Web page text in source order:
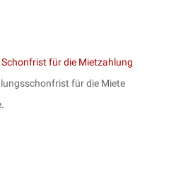
für die Mietzahlung
für die Miete